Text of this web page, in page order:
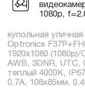
1080p,
купольная
Optronics
1920x1080
AWB, 3DNR, UTC,
теплый 4000К,
0.7А, 108x85мм,